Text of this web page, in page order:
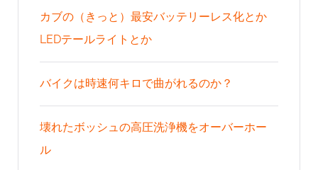
カブの（きっと）最安バッテリーレス化とか
LEDテールライトとか
バイクは時速何キロで曲がれるのか？
壊れたボッシュの高圧洗浄機をオーバーホー
ル